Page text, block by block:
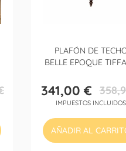
PLAFÓN DE
BELLE EPOQUE
Precio
341,00 €Precio
base
IMPUESTOS INCLUIDOS
AÑADIR AL